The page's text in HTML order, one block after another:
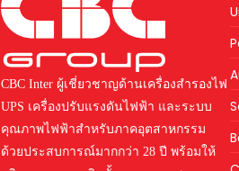
CBC Inter ผู้เชี่ยวชาญด้านเครื่องสำรองไฟ
UPS เครื่องปรับแรงดันไฟฟ้า และระบบ
คุณภาพไฟฟ้าสำหรับภาคอุตสาหกรรม
ด้วยประสบการณ์มากกว่า 28 ปี พร้อมให้